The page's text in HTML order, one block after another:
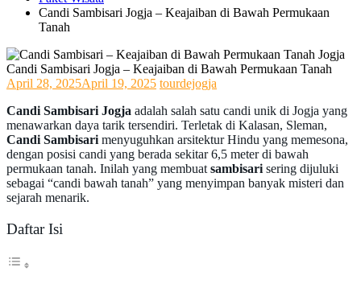
Candi Sambisari Jogja – Keajaiban di Bawah Permukaan
Tanah
Candi Sambisari Jogja – Keajaiban di Bawah Permukaan Tanah
April 28, 2025April 19, 2025 tourdejogja
Candi Sambisari Jogja adalah salah satu candi unik di Jogja yang
menawarkan daya tarik tersendiri. Terletak di Kalasan, Sleman,
Candi Sambisari menyuguhkan arsitektur Hindu yang memesona,
dengan posisi candi yang berada sekitar 6,5 meter di bawah
permukaan tanah. Inilah yang membuat sambisari sering dijuluki
sebagai “candi bawah tanah” yang menyimpan banyak misteri dan
sejarah menarik.
Daftar Isi